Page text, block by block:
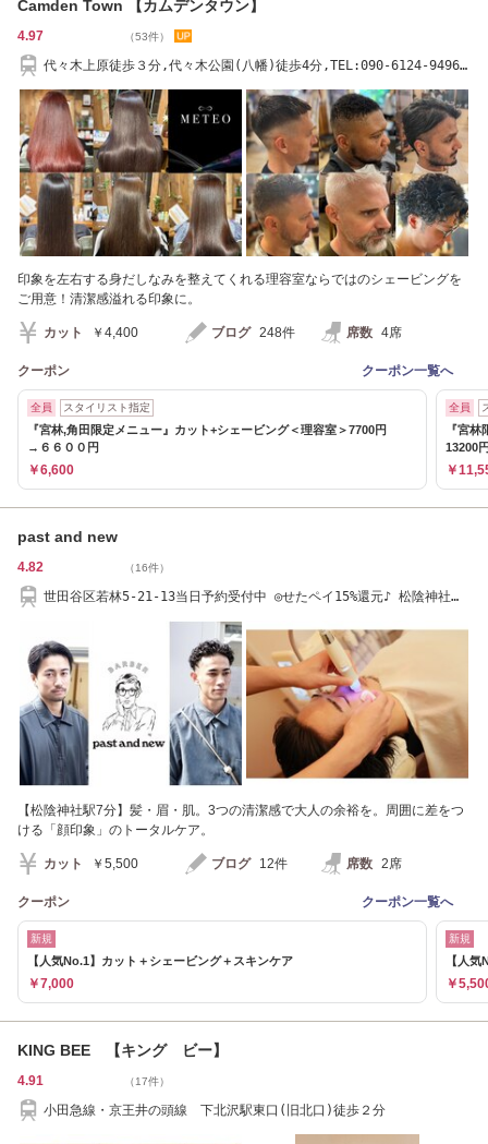
Camden Town 【カムデンタウン】
4.97 （53件）
代々木上原徒歩３分,代々木公園(八幡)徒歩4分,TEL:090-6124-9496★
印象を左右する身だしなみを整えてくれる理容室ならではのシェービングを
ご用意！清潔感溢れる印象に。
カット ￥4,400 ブログ 248件 席数 4席
クーポン クーポン一覧へ
全員 スタイリスト指定
『宮林,角田限定メニュー』カット+シェービング＜理容室＞7700円
→６６００円
￥6,600
全員
『宮
￥
past and new
4.82 （16件）
世田谷区若林5-21-13当日予約受付中 ◎せたペイ15%還元♪ 松陰神社
【松陰神社駅7分】髪・眉・肌。3つの清潔感で大人の余裕を。周囲に差をつ
ける「顔印象」のトータルケア。
カット ￥5,500 ブログ 12件 席数 2席
クーポン クーポン一覧へ
新規
【人気No.1】カット＋シェービング＋スキンケア
￥7,000
新規
【人
￥
KING BEE 【キング ビー】
4.91 （17件）
小田急線・京王井の頭線 下北沢駅東口(旧北口)徒歩２分